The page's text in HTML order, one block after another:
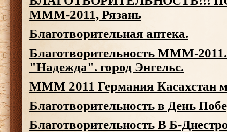
МММ-2011, Рязань
Благотворительная аптека.
Благотворительность МММ-
"Надежда". город Энгельс.
MMM 2011 Германия Касахстан
Благотворительность в День
Благотворительность В Б-